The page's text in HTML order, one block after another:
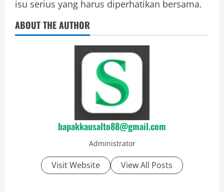
isu serius yang harus diperhatikan bersama.
ABOUT THE AUTHOR
bapakkausalto88@gmail.com
Administrator
Visit Website View All Posts